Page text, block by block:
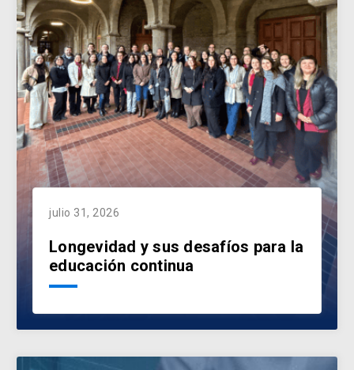
julio 31, 2026
Longevidad y sus desafíos para la
educación continua